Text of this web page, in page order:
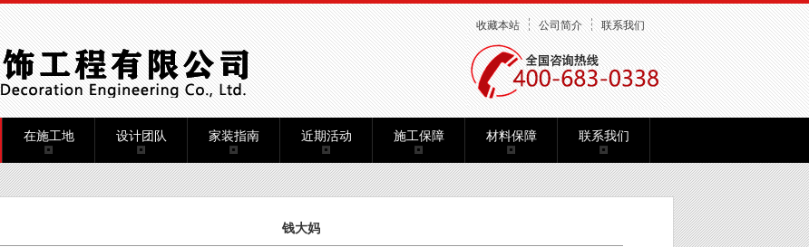
收藏本站 公司简介 联系我们
在施工地 设计团队 家装指南 近期活动 施工保障 材料保障 联系我们
钱大妈